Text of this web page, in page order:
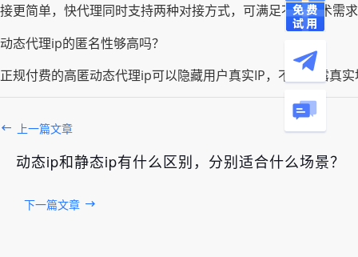
接更简单，快代理同时支持两种对接方式，可满足不同技术需
动态代理ip的匿名性够高吗？
正规付费的高匿动态代理ip可以隐藏用户真实IP，不会泄露真
上一篇文章
动态ip和静态ip有什么区别，分别适合什么场景？
下一篇文章